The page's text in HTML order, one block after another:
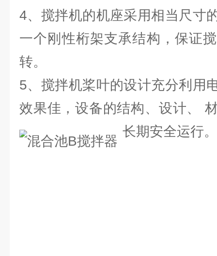
4、搅拌机的机座采用相当尺寸
一个刚性桁架支承结构，保证
转。
5、搅拌机桨叶的设计充分利用
效果佳，设备的结构、设计、
长期安全运行。